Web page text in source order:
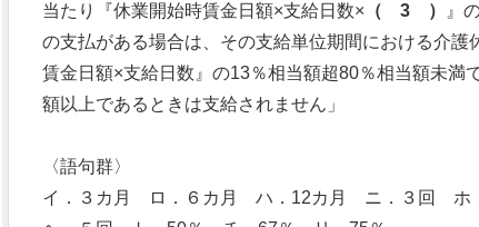
当たり『休業開始時賃金日額×支給日数× （ 3 ）
』
の支払がある場合は、その支給単位期間における介
賃金日額×支給日数』の13％相当額超80％相当額未満
額以上であるときは支給されません」
〈語句群〉
イ．３カ月 ロ．６カ月 ハ．12カ月 ニ．３回 ホ